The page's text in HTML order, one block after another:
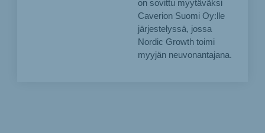
on sovittu myytäväksi
Caverion Suomi Oy:lle
järjestelyssä, jossa
Nordic Growth toimi
myyjän neuvonantajana.